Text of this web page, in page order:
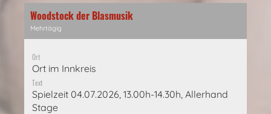
Woodstock der Blasmusik
Mehrtägig
Ort
Ort im Innkreis
Text
Spielzeit 04.07.2026, 13.00h-14.30h, Allerhand
Stage